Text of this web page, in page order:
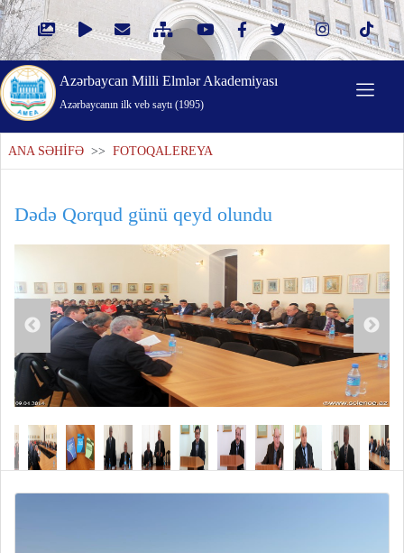
Azərbaycan Milli Elmlər Akademiyası
Azərbaycanın ilk veb saytı (1995)
ANA SƏHİFƏ >> FOTOQALEREYA
Dədə Qorqud günü qeyd olundu